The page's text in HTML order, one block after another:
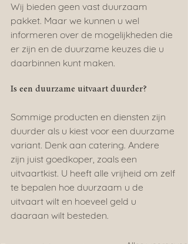
Wij bieden geen vast duurzaam
pakket. Maar we kunnen u wel
informeren over de mogelijkheden die
er zijn en de duurzame keuzes die u
daarbinnen kunt maken.
Is een duurzame uitvaart duurder?
Sommige producten en diensten zijn
duurder als u kiest voor een duurzame
variant. Denk aan catering. Andere
zijn juist goedkoper, zoals een
uitvaartkist. U heeft alle vrijheid om zelf
te bepalen hoe duurzaam u de
uitvaart wilt en hoeveel geld u
daaraan wilt besteden.